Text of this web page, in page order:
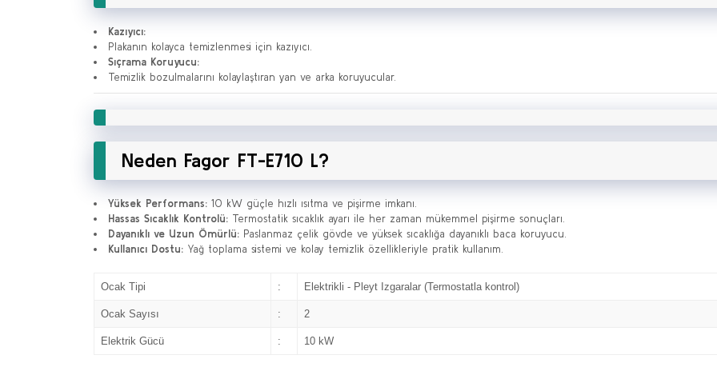
Kazıyıcı:
Plakanın kolayca temizlenmesi için kazıyıcı.
Sıçrama Koruyucu:
Temizlik bozulmalarını kolaylaştıran yan ve arka koruyucular.
Neden Fagor FT-E710 L?
Yüksek Performans: 10 kW güçle hızlı ısıtma ve pişirme imkanı.
Hassas Sıcaklık Kontrolü: Termostatik sıcaklık ayarı ile her zaman mükemmel pişirme sonuçları.
Dayanıklı ve Uzun Ömürlü: Paslanmaz çelik gövde ve yüksek sıcaklığa dayanıklı baca koruyucu.
Kullanıcı Dostu: Yağ toplama sistemi ve kolay temizlik özellikleriyle pratik kullanım.
Ocak Tipi : Elektrikli - Pleyt Izgaralar (Termostatla kontrol)
Ocak Sayısı : 2
Elektrik Gücü : 10 kW